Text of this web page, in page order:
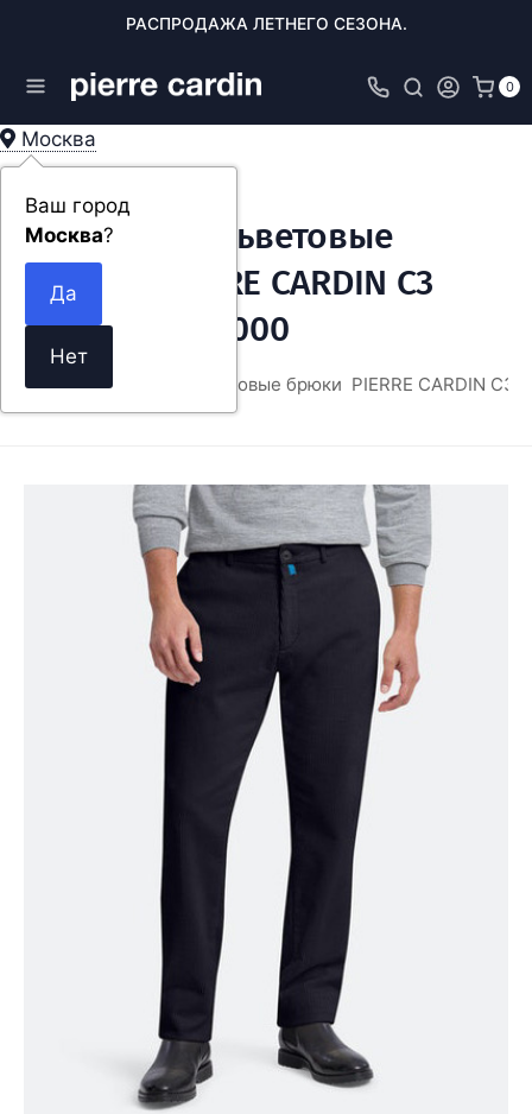
РАСПРОДАЖА ЛЕТНЕГО СЕЗОНА.
0
Москва
Ваш город
Москва?
Мужские вельветовые
брюки PIERRE CARDIN C3
33370.3001/6000
Мужские вельветовые брюки PIERRE CARDIN C3